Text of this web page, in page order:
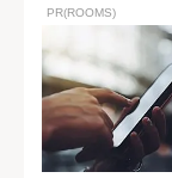
PR(ROOMS)